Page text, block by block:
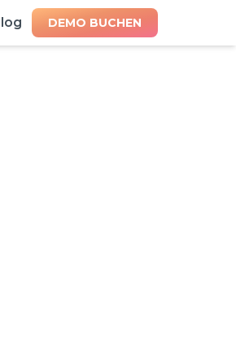
DEMO BUCHEN